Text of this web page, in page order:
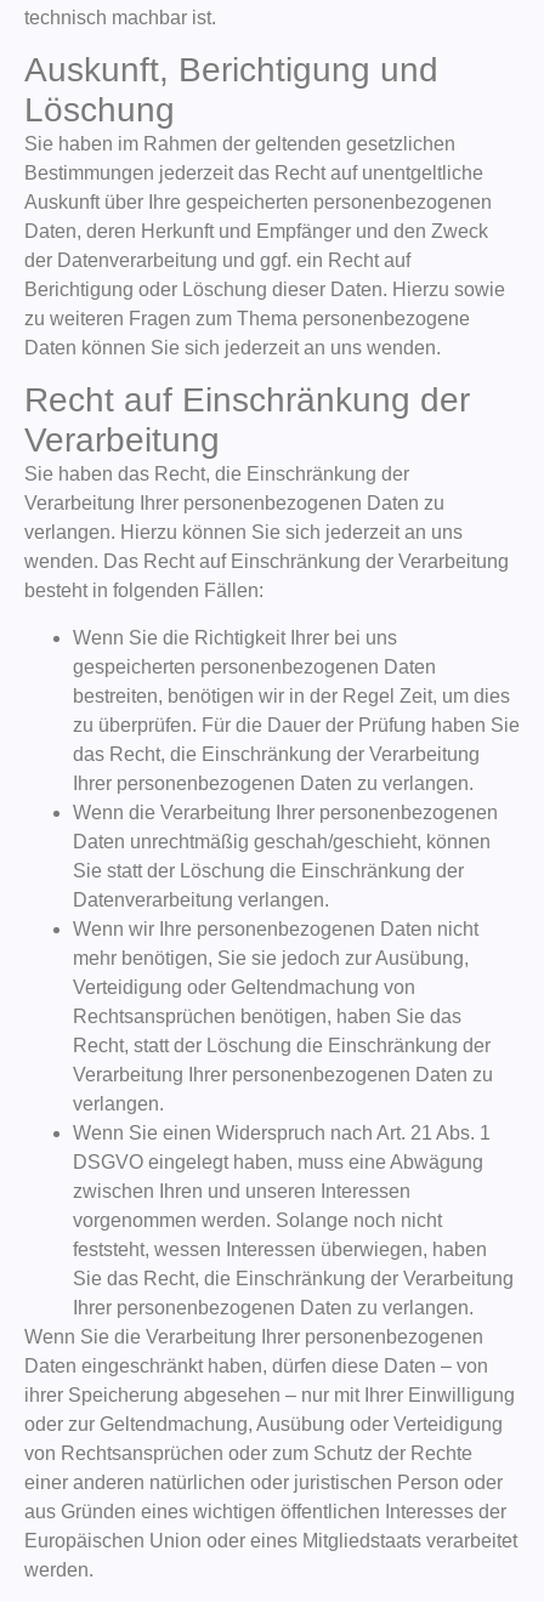
technisch machbar ist.
Auskunft, Berichtigung und
Löschung
Sie haben im Rahmen der geltenden gesetzlichen
Bestimmungen jederzeit das Recht auf unentgeltliche
Auskunft über Ihre gespeicherten personenbezogenen
Daten, deren Herkunft und Empfänger und den Zweck
der Datenverarbeitung und ggf. ein Recht auf
Berichtigung oder Löschung dieser Daten. Hierzu sowie
zu weiteren Fragen zum Thema personenbezogene
Daten können Sie sich jederzeit an uns wenden.
Recht auf Einschränkung der
Verarbeitung
Sie haben das Recht, die Einschränkung der
Verarbeitung Ihrer personenbezogenen Daten zu
verlangen. Hierzu können Sie sich jederzeit an uns
wenden. Das Recht auf Einschränkung der Verarbeitung
besteht in folgenden Fällen:
Wenn Sie die Richtigkeit Ihrer bei uns
gespeicherten personenbezogenen Daten
bestreiten, benötigen wir in der Regel Zeit, um dies
zu überprüfen. Für die Dauer der Prüfung haben Sie
das Recht, die Einschränkung der Verarbeitung
Ihrer personenbezogenen Daten zu verlangen.
Wenn die Verarbeitung Ihrer personenbezogenen
Daten unrechtmäßig geschah/geschieht, können
Sie statt der Löschung die Einschränkung der
Datenverarbeitung verlangen.
Wenn wir Ihre personenbezogenen Daten nicht
mehr benötigen, Sie sie jedoch zur Ausübung,
Verteidigung oder Geltendmachung von
Rechtsansprüchen benötigen, haben Sie das
Recht, statt der Löschung die Einschränkung der
Verarbeitung Ihrer personenbezogenen Daten zu
verlangen.
Wenn Sie einen Widerspruch nach Art. 21 Abs. 1
DSGVO eingelegt haben, muss eine Abwägung
zwischen Ihren und unseren Interessen
vorgenommen werden. Solange noch nicht
feststeht, wessen Interessen überwiegen, haben
Sie das Recht, die Einschränkung der Verarbeitung
Ihrer personenbezogenen Daten zu verlangen.
Wenn Sie die Verarbeitung Ihrer personenbezogenen
Daten eingeschränkt haben, dürfen diese Daten – von
ihrer Speicherung abgesehen – nur mit Ihrer Einwilligung
oder zur Geltendmachung, Ausübung oder Verteidigung
von Rechtsansprüchen oder zum Schutz der Rechte
einer anderen natürlichen oder juristischen Person oder
aus Gründen eines wichtigen öffentlichen Interesses der
Europäischen Union oder eines Mitgliedstaats verarbeitet
werden.